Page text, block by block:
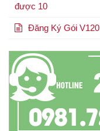
được 10
Đăng Ký Gói V120